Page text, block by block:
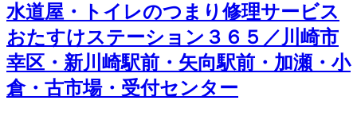
水道屋・トイレのつまり修理サービス
おたすけステーション３６５／川崎市
幸区・新川崎駅前・矢向駅前・加瀬・小
倉・古市場・受付センター